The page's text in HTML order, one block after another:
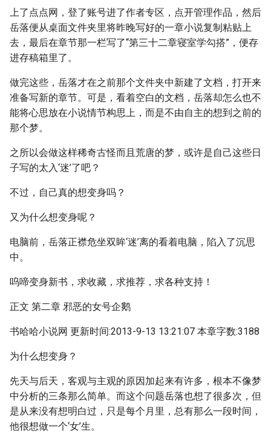
上了点点网，登了账号进了作者专区，点开管理作品，然后
岳落便从桌面文件夹里将昨晚写好的一章小说复制粘贴上
去，最后在章节那一栏写了“第三十二章寝室学勾搭”，便存
进存稿箱里了。
做完这些，岳落才在之前那个文件夹中新建了文档，打开来
准备写新的章节。可是，看着空白的文档，岳落却怎么也不
能将心思放在小说情节构思上，而是不由自主的想到之前的
那个梦。
之所以会做这样稀奇古怪而且荒唐的梦，或许是自己这些日
子写的太入‘迷’了吧？
不过，自己真的想变身吗？
又为什么想变身呢？
电脑前，岳落正襟危坐双眸‘迷’离的看着电脑，陷入了沉思
中。
呜啼变身新书，求收藏，求推荐，求各种支持！
正文 第二章 邪恶的女号企鹅
书哈哈小说网 更新时间:2013-9-13 13:21:07 本章字数:3188
为什么想变身？
先天与后天，客观与主观的原因加起来有许多，根本不像梦
中分析的三条那么简单。而这个问题岳落也想了很多次，但
是从来没有想明白过，只是每个月里，总有那么一段时间，
他很想做一个‘女’生。